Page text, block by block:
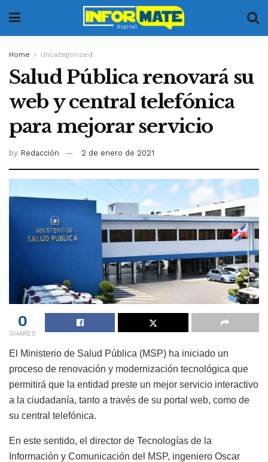
Home Uncategorized
Salud Pública renovará su
web y central telefónica
para mejorar servicio
by Redacción 2 de enero de 2021
0
SHARES
El Ministerio de Salud Pública (MSP) ha iniciado un
proceso de renovación y modernización tecnológica que
permitirá que la entidad preste un mejor servicio interactivo
a la ciudadanía, tanto a través de su portal web, como de
su central telefónica.
En este sentido, el director de Tecnologías de la
Información y Comunicación del MSP, ingeniero Oscar